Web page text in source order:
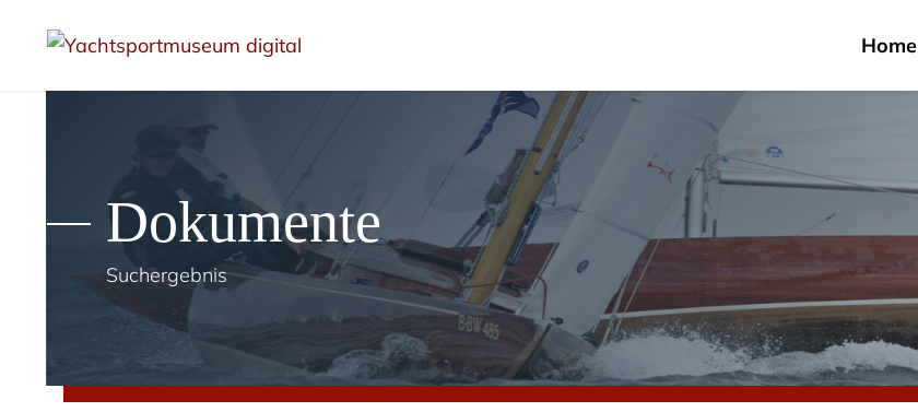
Home
Dokumente
Suchergebnis